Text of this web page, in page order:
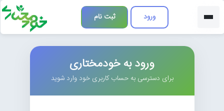
ورود ثبت نام
ورود به خودمختاری
برای دسترسی به حساب کاربری خود وارد شوید